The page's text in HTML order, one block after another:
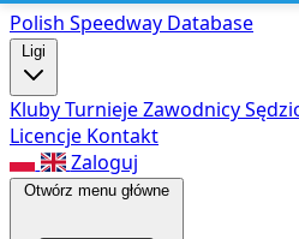
Polish Speedway Database
Ligi
KlubyTurniejeZawodnicy
Licencje Kontakt
Zaloguj
Otwórz menu główne